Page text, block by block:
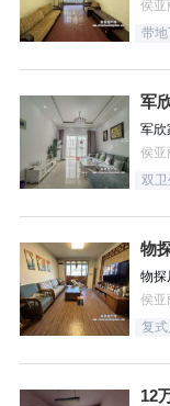
侯亚
带地
军
军欣
侯亚
双卫
物
物探
侯亚
复式